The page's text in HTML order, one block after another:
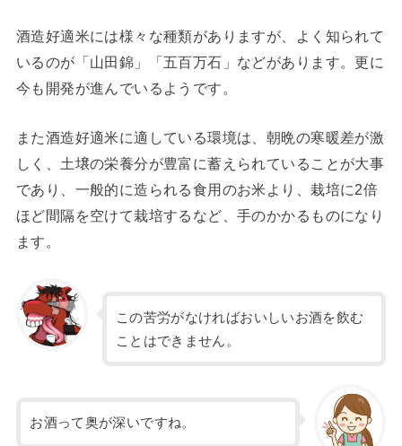
酒造好適米には様々な種類がありますが、よく知られて
いるのが「山田錦」「五百万石」などがあります。更に
今も開発が進んでいるようです。
また酒造好適米に適している環境は、朝晩の寒暖差が激
しく、土壌の栄養分が豊富に蓄えられていることが大事
であり、一般的に造られる食用のお米より、栽培に2倍
ほど間隔を空けて栽培するなど、手のかかるものになり
ます。
この苦労がなければおいしいお酒を飲む
ことはできません。
お酒って奥が深いですね。